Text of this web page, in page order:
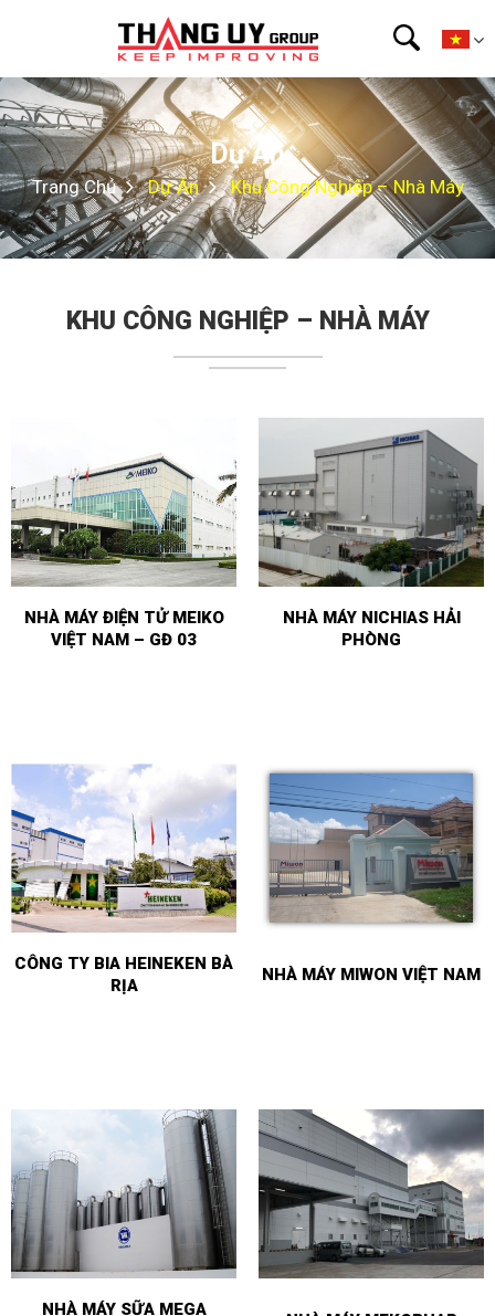
Dự Án
Trang Chủ Dự Án Khu Công Nghiệp – Nhà Máy
KHU CÔNG NGHIỆP – NHÀ MÁY
NHÀ MÁY ĐIỆN TỬ MEIKO
VIỆT NAM – GĐ 03
NHÀ MÁY NICHIAS HẢI
PHÒNG
CÔNG TY BIA HEINEKEN BÀ
RỊA
NHÀ MÁY MIWON VIỆT NAM
NHÀ MÁY SỮA MEGA